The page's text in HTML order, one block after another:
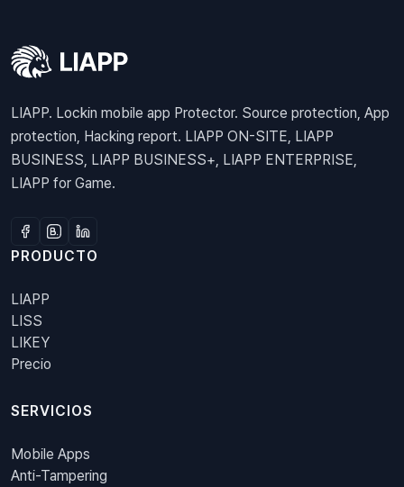
LIAPP. Lockin mobile app Protector. Source protection, App
protection, Hacking report. LIAPP ON-SITE, LIAPP
BUSINESS, LIAPP BUSINESS+, LIAPP ENTERPRISE,
LIAPP for Game.
PRODUCTO
LIAPP
LISS
LIKEY
Precio
SERVICIOS
Mobile Apps
Anti-Tampering